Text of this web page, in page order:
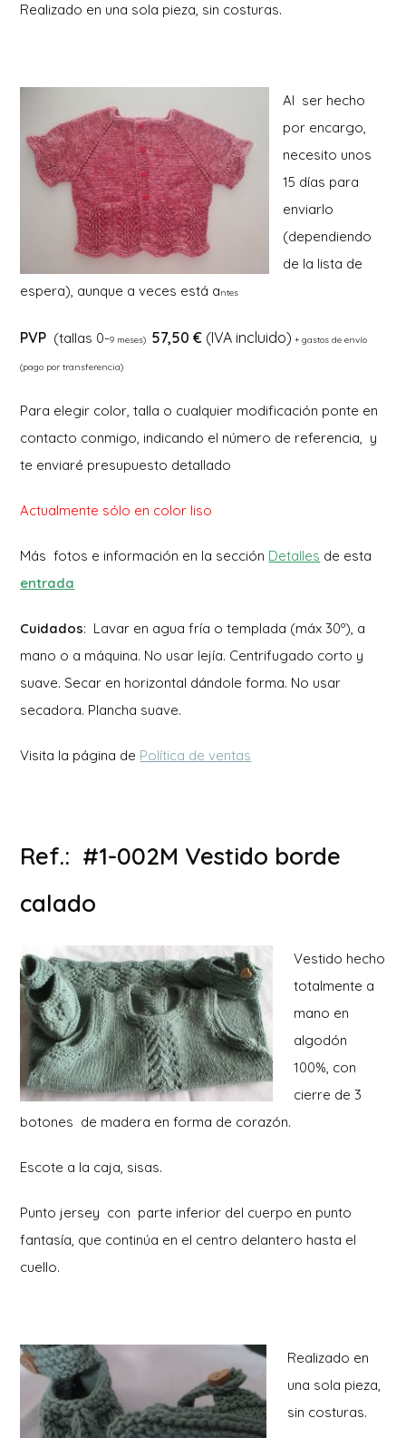
Realizado en una sola pieza, sin costuras.
Al ser hecho
por encargo,
necesito unos
15 días para
enviarlo
(dependiendo
de la lista de
espera), aunque a veces está antes
PVP (tallas 0-9 meses) 57,50 € (IVA incluido) + gastos de envío
(pago por transferencia)
Para elegir color, talla o cualquier modificación ponte en
contacto conmigo, indicando el número de referencia, y
te enviaré presupuesto detallado
Actualmente sólo en color liso
Más fotos e información en la sección Detalles de esta
entrada
Cuidados: Lavar en agua fría o templada (máx 30º), a
mano o a máquina. No usar lejía. Centrifugado corto y
suave. Secar en horizontal dándole forma. No usar
secadora. Plancha suave.
Visita la página de Política de ventas
Ref.: #1-002M Vestido borde
calado
Vestido hecho
totalmente a
mano en
algodón
100%, con
cierre de 3
botones de madera en forma de corazón.
Escote a la caja, sisas.
Punto jersey con parte inferior del cuerpo en punto
fantasía, que continúa en el centro delantero hasta el
cuello.
Realizado en
una sola pieza,
sin costuras.